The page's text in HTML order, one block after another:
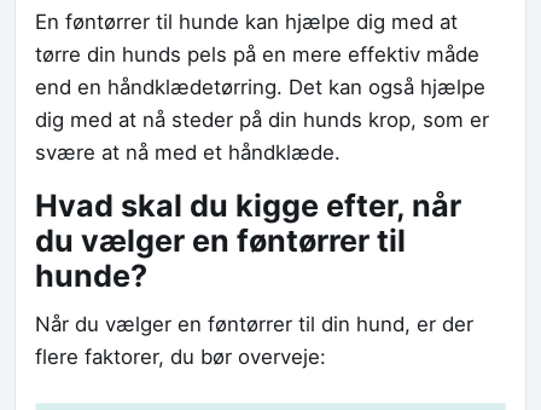
En føntørrer til hunde kan hjælpe dig med at
tørre din hunds pels på en mere effektiv måde
end en håndklædetørring. Det kan også hjælpe
dig med at nå steder på din hunds krop, som er
svære at nå med et håndklæde.
Hvad skal du kigge efter, når
du vælger en føntørrer til
hunde?
Når du vælger en føntørrer til din hund, er der
flere faktorer, du bør overveje: